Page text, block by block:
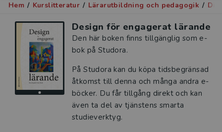
Hem / Kurslitteratur / Lärarutbildning och pedagogik /
Design för engagerat lärande
Den här boken finns tillgänglig som e-
bok på Studora.
På Studora kan du köpa tidsbegränsad
åtkomst till denna och många andra e-
böcker. Du får tillgång direkt och kan
även ta del av tjänstens smarta
studieverktyg.